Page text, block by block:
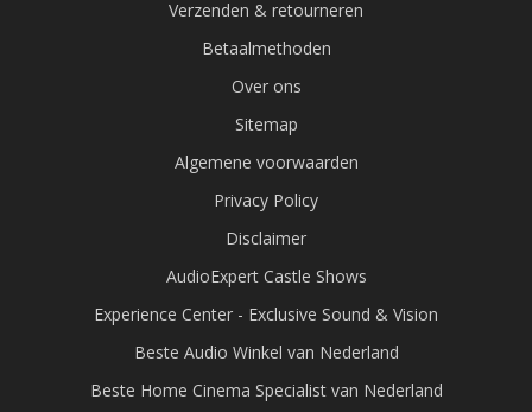
Verzenden & retourneren
Betaalmethoden
Over ons
Sitemap
Algemene voorwaarden
Privacy Policy
Disclaimer
AudioExpert Castle Shows
Experience Center - Exclusive Sound & Vision
Beste Audio Winkel van Nederland
Beste Home Cinema Specialist van Nederland